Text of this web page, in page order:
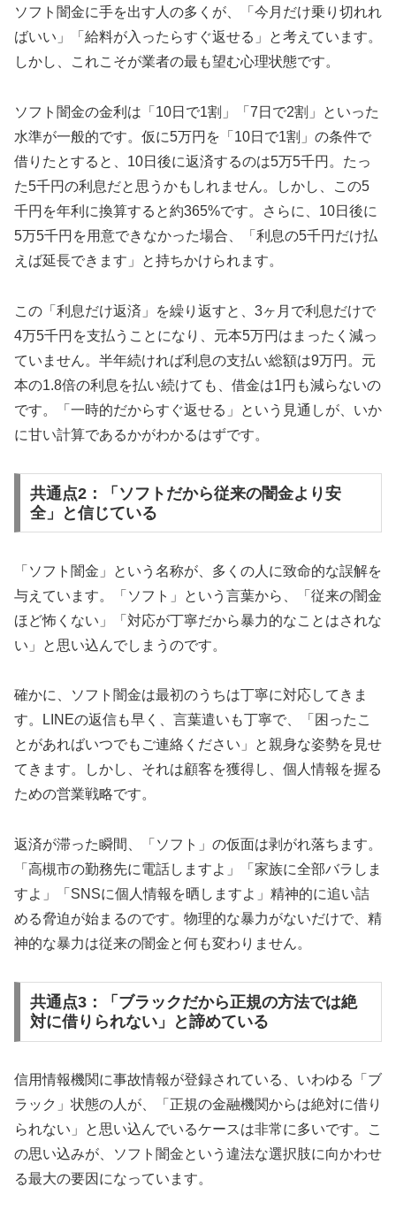
ソフト闇金に手を出す人の多くが、「今月だけ乗り切れれ
ばいい」「給料が入ったらすぐ返せる」と考えています。
しかし、これこそが業者の最も望む心理状態です。
ソフト闇金の金利は「10日で1割」「7日で2割」といった
水準が一般的です。仮に5万円を「10日で1割」の条件で
借りたとすると、10日後に返済するのは5万5千円。たっ
た5千円の利息だと思うかもしれません。しかし、この5
千円を年利に換算すると約365%です。さらに、10日後に
5万5千円を用意できなかった場合、「利息の5千円だけ払
えば延長できます」と持ちかけられます。
この「利息だけ返済」を繰り返すと、3ヶ月で利息だけで
4万5千円を支払うことになり、元本5万円はまったく減っ
ていません。半年続ければ利息の支払い総額は9万円。元
本の1.8倍の利息を払い続けても、借金は1円も減らないの
です。「一時的だからすぐ返せる」という見通しが、いか
に甘い計算であるかがわかるはずです。
共通点2：「ソフトだから従来の闇金より安
全」と信じている
「ソフト闇金」という名称が、多くの人に致命的な誤解を
与えています。「ソフト」という言葉から、「従来の闇金
ほど怖くない」「対応が丁寧だから暴力的なことはされな
い」と思い込んでしまうのです。
確かに、ソフト闇金は最初のうちは丁寧に対応してきま
す。LINEの返信も早く、言葉遣いも丁寧で、「困ったこ
とがあればいつでもご連絡ください」と親身な姿勢を見せ
てきます。しかし、それは顧客を獲得し、個人情報を握る
ための営業戦略です。
返済が滞った瞬間、「ソフト」の仮面は剥がれ落ちます。
「高槻市の勤務先に電話しますよ」「家族に全部バラしま
すよ」「SNSに個人情報を晒しますよ」精神的に追い詰
める脅迫が始まるのです。物理的な暴力がないだけで、精
神的な暴力は従来の闇金と何も変わりません。
共通点3：「ブラックだから正規の方法では絶
対に借りられない」と諦めている
信用情報機関に事故情報が登録されている、いわゆる「ブ
ラック」状態の人が、「正規の金融機関からは絶対に借り
られない」と思い込んでいるケースは非常に多いです。こ
の思い込みが、ソフト闇金という違法な選択肢に向かわせ
る最大の要因になっています。